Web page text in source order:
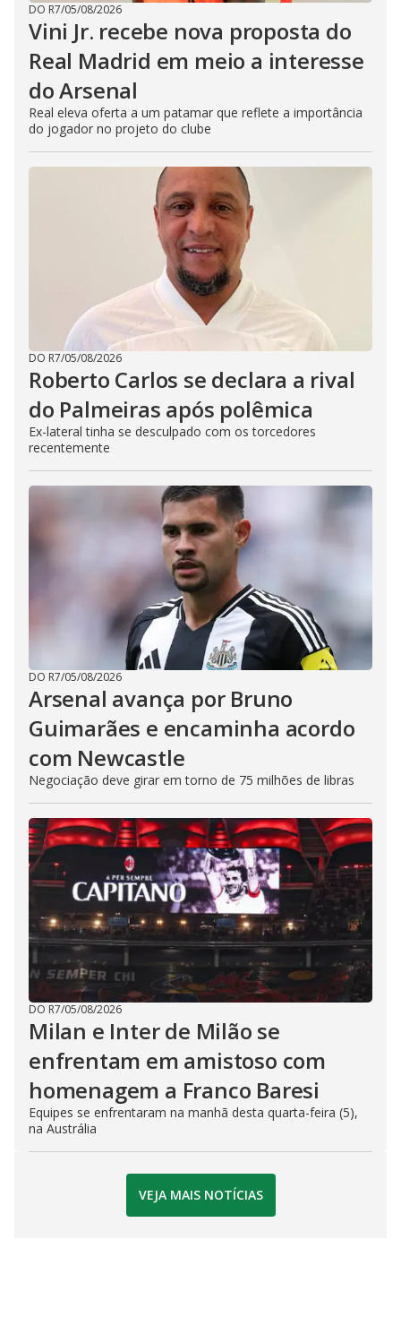
DO R7/05/08/2026
Vini Jr. recebe nova proposta do
Real Madrid em meio a interesse
do Arsenal
Real eleva oferta a um patamar que reflete a importância
do jogador no projeto do clube
DO R7/05/08/2026
Roberto Carlos se declara a rival
do Palmeiras após polêmica
Ex-lateral tinha se desculpado com os torcedores
recentemente
DO R7/05/08/2026
Arsenal avança por Bruno
Guimarães e encaminha acordo
com Newcastle
Negociação deve girar em torno de 75 milhões de libras
DO R7/05/08/2026
Milan e Inter de Milão se
enfrentam em amistoso com
homenagem a Franco Baresi
Equipes se enfrentaram na manhã desta quarta-feira (5),
na Austrália
VEJA MAIS NOTÍCIAS